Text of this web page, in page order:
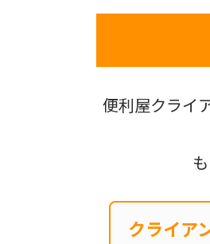
便利屋クライ
クライア